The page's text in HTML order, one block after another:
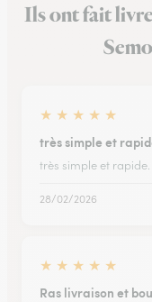
Ils ont fait
★ ★ ★ ★ ★
très simple et
très simple et rapide.
28/02/2026
★ ★ ★ ★ ★
Ras livraison et